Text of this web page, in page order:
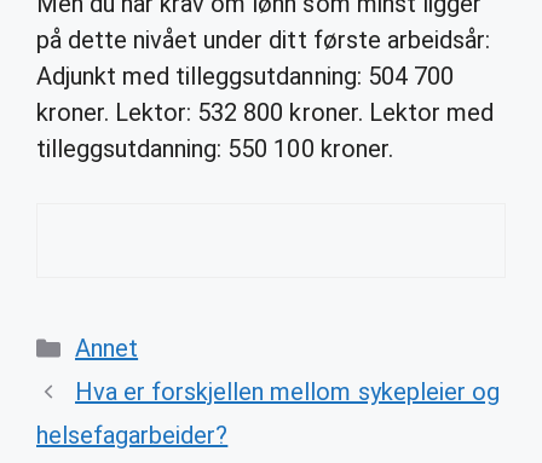
på dette nivået under ditt første arbeidsår:
Adjunkt med tilleggsutdanning: 504 700
kroner. Lektor: 532 800 kroner. Lektor med
tilleggsutdanning: 550 100 kroner.
Categories
Annet
Hva er forskjellen mellom sykepleier og
helsefagarbeider?